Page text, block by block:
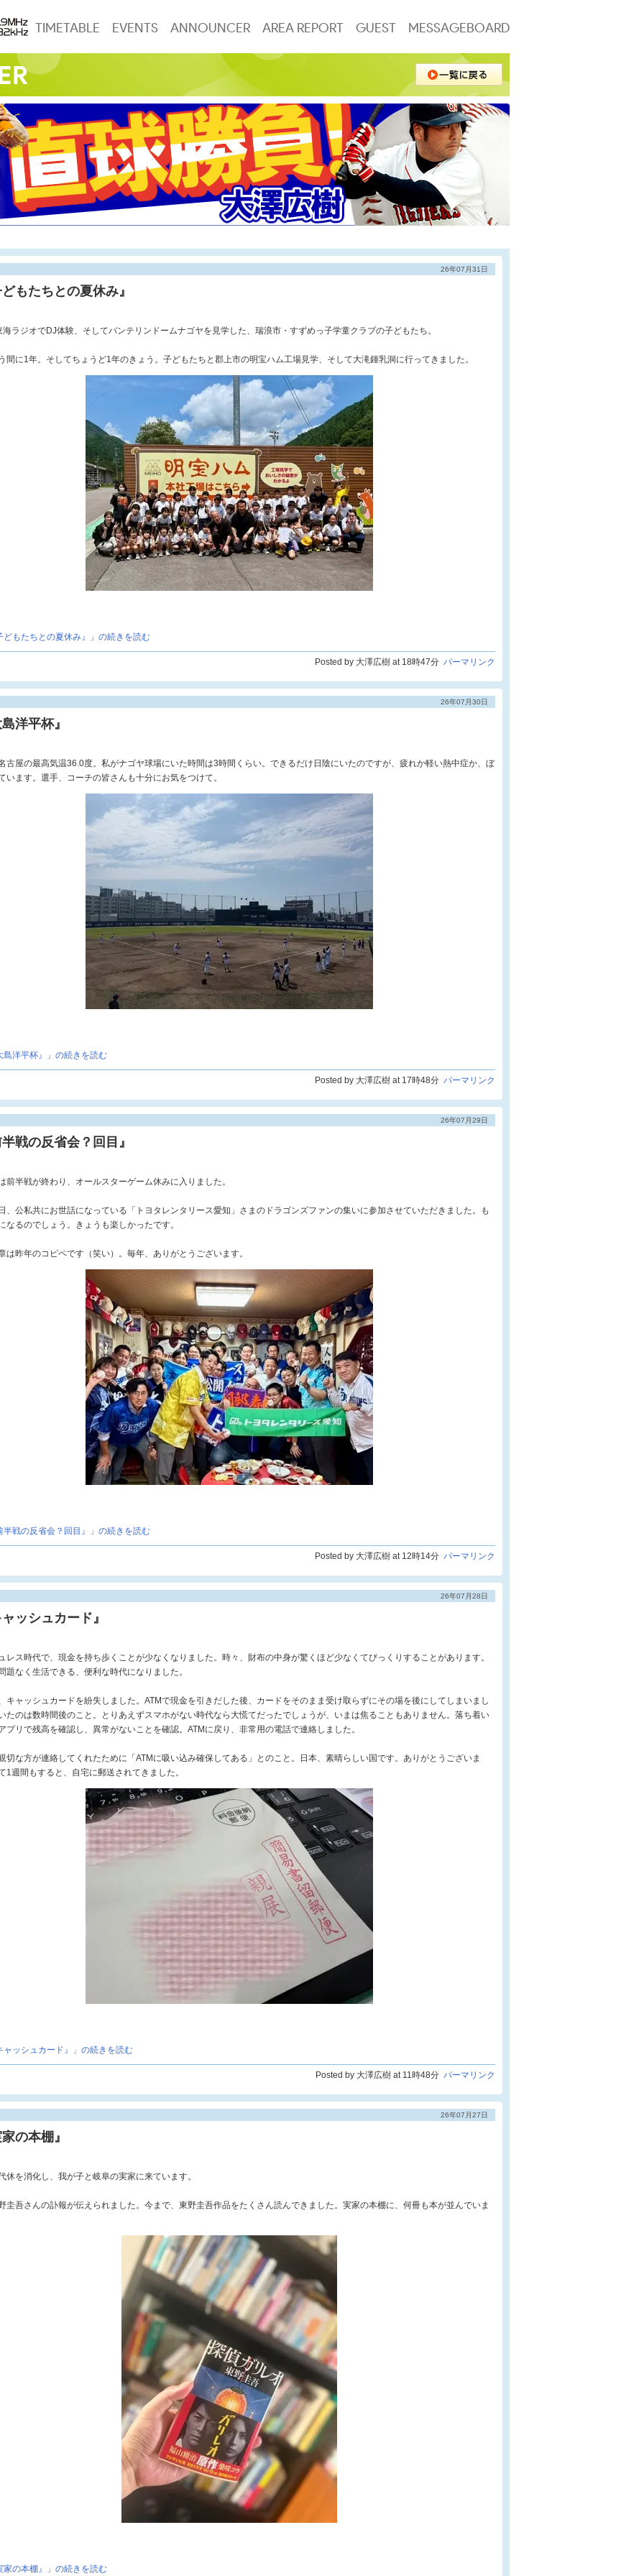
TIMETABLE EVENTS ANNOUNCER AREA REPORT GUEST MESSAGEBOARD
26年07月31日
もたちとの夏休み』
ラジオでDJ体験、そしてバンテリンドームナゴヤを見学した、瑞浪市・すずめっ子学童クラブの子どもたち。
間に1年。そしてちょうど1年のきょう。子どもたちと郡上市の明宝ハム工場見学、そして大滝鍾乳洞に行ってきました。
どもたちとの夏休み』」の続きを読む
Posted by 大澤広樹 at 18時47分 パーマリンク
26年07月30日
洋平杯』
古屋の最高気温36.0度。私がナゴヤ球場にいた時間は3時間くらい。できるだけ日陰にいたのですが、疲れか軽い熱中症か、ぼ
います。選手、コーチの皆さんも十分にお気をつけて。
島洋平杯』」の続きを読む
Posted by 大澤広樹 at 17時48分 パーマリンク
26年07月29日
戦の反省会？回目』
前半戦が終わり、オールスターゲーム休みに入りました。
、公私共にお世話になっている「トヨタレンタリース愛知」さまのドラゴンズファンの集いに参加させていただきました。も
なるのでしょう。きょうも楽しかったです。
は昨年のコピペです（笑い）。毎年、ありがとうございます。
半戦の反省会？回目』」の続きを読む
Posted by 大澤広樹 at 12時14分 パーマリンク
26年07月28日
ッシュカード』
レス時代で、現金を持ち歩くことが少なくなりました。時々、財布の中身が驚くほど少なくてびっくりすることがあります。
題なく生活できる、便利な時代になりました。
キャッシュカードを紛失しました。ATMで現金を引きだした後、カードをそのまま受け取らずにその場を後にしてしまいまし
たのは数時間後のこと。とりあえずスマホがない時代なら大慌てだったでしょうが、いまは焦ることもありません。落ち着い
プリで残高を確認し、異常がないことを確認。ATMに戻り、非常用の電話で連絡しました。
切な方が連絡してくれたために「ATMに吸い込み確保してある」とのこと。日本、素晴らしい国です。ありがとうございま
1週間もすると、自宅に郵送されてきました。
ャッシュカード』」の続きを読む
Posted by 大澤広樹 at 11時48分 パーマリンク
26年07月27日
の本棚』
休を消化し、我が子と岐阜の実家に来ています。
圭吾さんの訃報が伝えられました。今まで、東野圭吾作品をたくさん読んできました。実家の本棚に、何冊も本が並んでいま
家の本棚』」の続きを読む